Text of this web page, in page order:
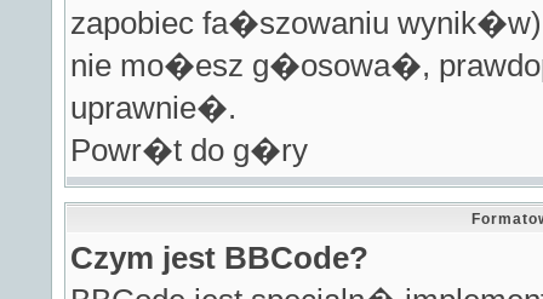
zapobiec fa�szowaniu
nie mo�esz g�osowa�,
uprawnie�.
Powr�t do g�ry
Czym jest BBCode?